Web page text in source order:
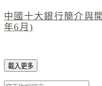
中國十大銀行簡介與
年6月)
載入更多